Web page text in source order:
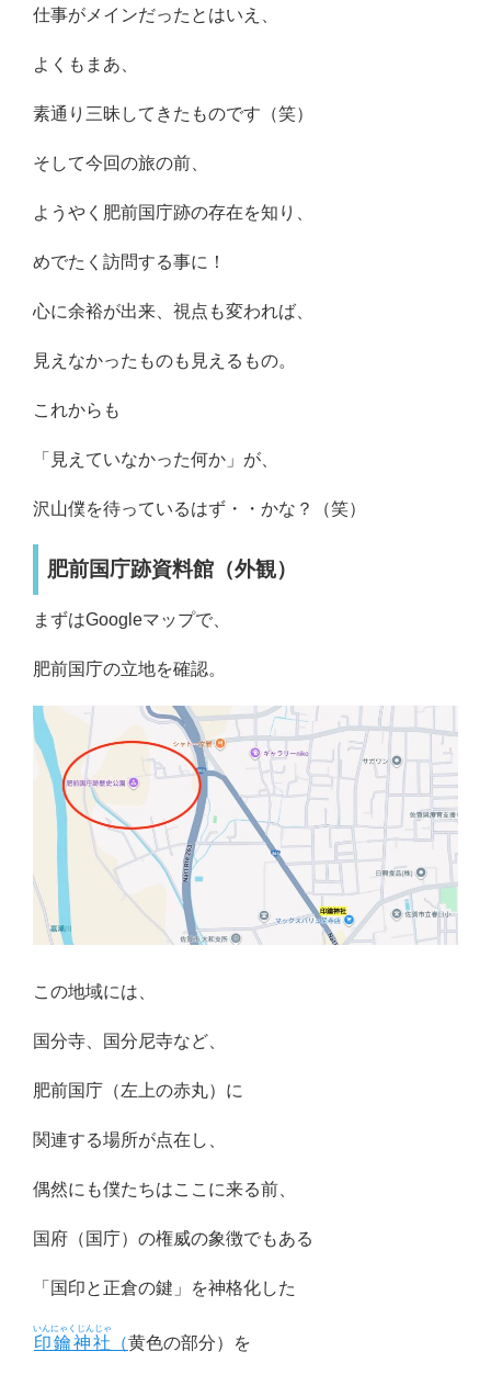
仕事がメインだったとはいえ、
よくもまあ、
素通り三昧してきたものです（笑）
そして今回の旅の前、
ようやく肥前国庁跡の存在を知り、
めでたく訪問する事に！
心に余裕が出来、視点も変われば、
見えなかったものも見えるもの。
これからも
「見えていなかった何か」が、
沢山僕を待っているはず・・かな？（笑）
肥前国庁跡資料館（外観）
まずはGoogleマップで、
肥前国庁の立地を確認。
この地域には、
国分寺、国分尼寺など、
肥前国庁（左上の赤丸）に
関連する場所が点在し、
偶然にも僕たちはここに来る前、
国府（国庁）の権威の象徴でもある
「国印と正倉の鍵」を神格化した
印鑰神社
いんにゃくじんじゃ
（黄色の部分）を